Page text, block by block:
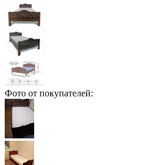
Фото от покупателей: